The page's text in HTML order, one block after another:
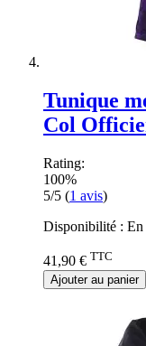
Tunique
Col
Rating:
100%
5/5 (1 avis)
Disponibilité : En
41,90 € TTC
Ajouter au panier